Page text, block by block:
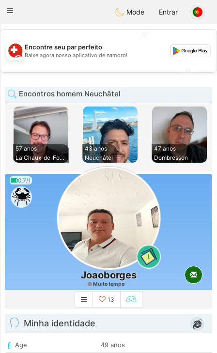
Suissi
Toggle
Mode Entrar
💖
💕
Encontre seu par perfeito
Baixe agora nosso aplicativo de namoro!
Encontros homem Neuchâtel
57 anos
La Chaux-de-Fonds
43 anos
Neuchâtel
47 anos
Dombresson
0.7/1
1
Joaoborges
Muito tempo
13
Minha identidade
Age
49 anos